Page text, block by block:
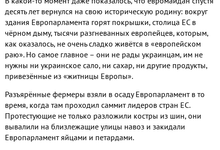
десять лет вернулся на свою историческую родину: вокруг
здания Европарламента горят покрышки, столица ЕС в
чёрном дыму, тысячи разгневанных европейцев, которым,
как оказалось, не очень сладко живётся в «европейском
раю». Но самое главное – они не рады украинцам, им не
нужны ни украинское сало, ни сахар, ни другие продукты,
привезённые из «житницы Европы».
Разъярённые фермеры взяли в осаду Европарламент в то
время, когда там проходил саммит лидеров стран ЕС.
Протестующие не только разложили костры из шин, они
вывалили на близлежащие улицы навоз и закидали
Европарламент яйцами и петардами.